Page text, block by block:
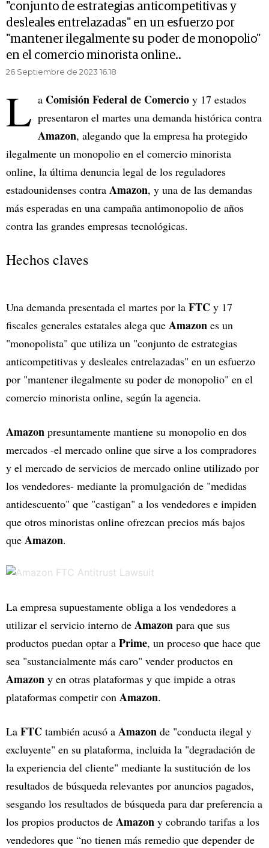
"conjunto de estrategias anticompetitivas y
desleales entrelazadas" en un esfuerzo por
"mantener ilegalmente su poder de monopolio"
en el comercio minorista online..
26 Septiembre de 2023 16.18
L a Comisión Federal de Comercio y 17 estados
presentaron el martes una demanda histórica contra
Amazon, alegando que la empresa ha protegido
ilegalmente un monopolio en el comercio minorista
online, la última denuncia legal de los reguladores
estadounidenses contra Amazon, y una de las demandas
más esperadas en una campaña antimonopolio de años
contra las grandes empresas tecnológicas.
Hechos claves
Una demanda presentada el martes por la FTC y 17
fiscales generales estatales alega que Amazon es un
"monopolista" que utiliza un "conjunto de estrategias
anticompetitivas y desleales entrelazadas" en un esfuerzo
por "mantener ilegalmente su poder de monopolio" en el
comercio minorista online, según la agencia.
Amazon presuntamente mantiene su monopolio en dos
mercados -el mercado online que sirve a los compradores
y el mercado de servicios de mercado online utilizado por
los vendedores- mediante la promulgación de "medidas
antidescuento" que "castigan" a los vendedores e impiden
que otros minoristas online ofrezcan precios más bajos
que Amazon.
La empresa supuestamente obliga a los vendedores a
utilizar el servicio interno de Amazon para que sus
productos puedan optar a Prime, un proceso que hace que
sea "sustancialmente más caro" vender productos en
Amazon y en otras plataformas y que impide a otras
plataformas competir con Amazon.
La FTC también acusó a Amazon de "conducta ilegal y
excluyente" en su plataforma, incluida la "degradación de
la experiencia del cliente" mediante la sustitución de los
resultados de búsqueda relevantes por anuncios pagados,
sesgando los resultados de búsqueda para dar preferencia a
los propios productos de Amazon y cobrando tarifas a los
vendedores que “no tienen más remedio que depender de